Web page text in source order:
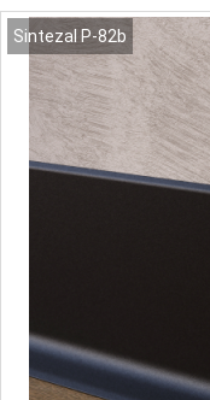
Sintezal P-82b